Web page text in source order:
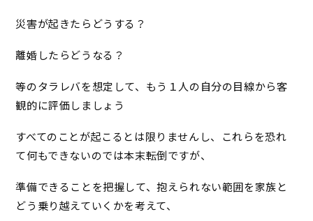
災害が起きたらどうする？
離婚したらどうなる？
等のタラレバを想定して、もう１人の自分の目線から客
観的に評価しましょう
すべてのことが起こるとは限りませんし、これらを恐れ
て何もできないのでは本末転倒ですが、
準備できることを把握して、抱えられない範囲を家族と
どう乗り越えていくかを考えて、